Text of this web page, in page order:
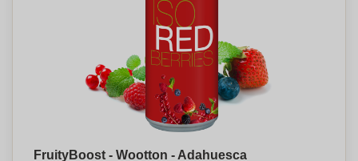
FruityBoost - Wootton - Adahuesca